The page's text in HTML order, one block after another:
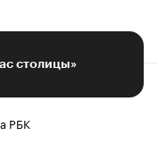
столицы»
РБК